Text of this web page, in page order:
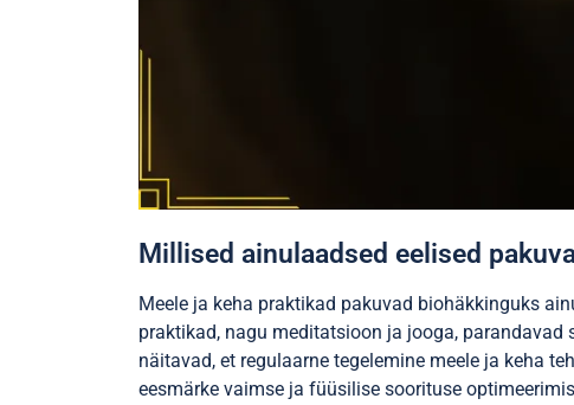
Millised ainulaadsed eelised
Meele ja keha praktikad pakuvad biohäkkinguks
praktikad, nagu meditatsioon ja jooga,
näitavad, et regulaarne tegelemine meele ja keha
eesmärke vaimse ja füüsilise soorituse